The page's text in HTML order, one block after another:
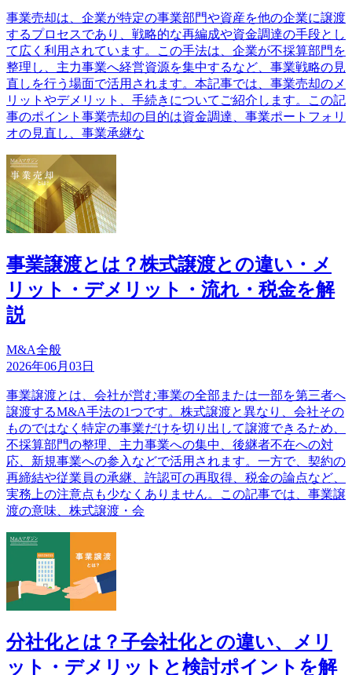
事業売却は、企業が特定の事業部門や資産を他の企業に譲渡
するプロセスであり、戦略的な再編成や資金調達の手段とし
て広く利用されています。この手法は、企業が不採算部門を
整理し、主力事業へ経営資源を集中するなど、事業戦略の見
直しを行う場面で活用されます。本記事では、事業売却のメ
リットやデメリット、手続きについてご紹介します。この記
事のポイント事業売却の目的は資金調達、事業ポートフォリ
オの見直し、事業承継な
事業譲渡とは？株式譲渡との違い・メ
リット・デメリット・流れ・税金を解
説
M&A全般
2026年06月03日
事業譲渡とは、会社が営む事業の全部または一部を第三者へ
譲渡するM&A手法の1つです。株式譲渡と異なり、会社その
ものではなく特定の事業だけを切り出して譲渡できるため、
不採算部門の整理、主力事業への集中、後継者不在への対
応、新規事業への参入などで活用されます。一方で、契約の
再締結や従業員の承継、許認可の再取得、税金の論点など、
実務上の注意点も少なくありません。この記事では、事業譲
渡の意味、株式譲渡・会
分社化とは？子会社化との違い、メリ
ット・デメリットと検討ポイントを解